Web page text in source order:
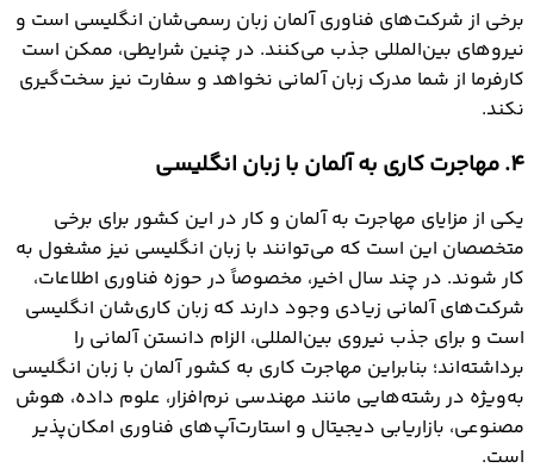
برخی از شرکت‌های فناوری آلمان زبان رسمی‌شان انگلیسی است و
نیروهای بین‌المللی جذب می‌کنند. در چنین شرایطی، ممکن است
کارفرما از شما مدرک زبان آلمانی نخواهد و سفارت نیز سخت‌گیری
نکند.
4. مهاجرت کاری به آلمان با زبان انگلیسی
یکی از مزایای مهاجرت به آلمان و کار در این کشور برای برخی
متخصصان این است که می‌توانند با زبان انگلیسی نیز مشغول به
کار شوند. در چند سال اخیر، مخصوصاً در حوزه فناوری اطلاعات،
شرکت‌های آلمانی زیادی وجود دارند که زبان کاری‌شان انگلیسی
است و برای جذب نیروی بین‌المللی، الزام دانستن آلمانی را
برداشته‌اند؛ بنابراین مهاجرت کاری به کشور آلمان با زبان انگلیسی
به‌ویژه در رشته‌هایی مانند مهندسی نرم‌افزار، علوم داده، هوش
مصنوعی، بازاریابی دیجیتال و استارت‌آپ‌های فناوری امکان‌پذیر
است.